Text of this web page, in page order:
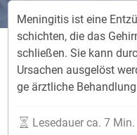
Me­nin­gi­tis ist ei­ne
schich­ten, die das
schlie­ßen. Sie kann
Ur­sa­chen aus­ge­löst
ge ärzt­li­che
Lesedauer ca. 7 Min.